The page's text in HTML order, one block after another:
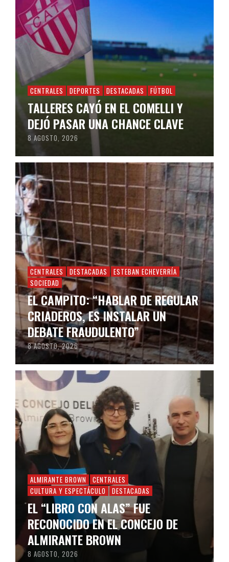
CENTRALES DEPORTES DESTACADAS FÚTBOL
TALLERES CAYÓ EN EL COMELLI Y
DEJÓ PASAR UNA CHANCE CLAVE
8 AGOSTO, 2026
CENTRALES DESTACADAS
ESTEBAN ECHEVERRÍA
SOCIEDAD
EL CAMPITO: “HABLAR DE REGULAR
CRIADEROS, ES INSTALAR UN
DEBATE FRAUDULENTO”
8 AGOSTO, 2026
ALMIRANTE BROWN
CENTRALES
CULTURA Y ESPECTÁCULO
DESTACADAS
EL “LIBRO CON ALAS” FUE
RECONOCIDO EN EL CONCEJO DE
ALMIRANTE BROWN
8 AGOSTO, 2026